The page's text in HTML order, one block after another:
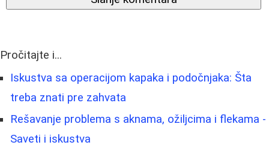
Pročitajte i...
Iskustva sa operacijom kapaka i podočnjaka: Šta
treba znati pre zahvata
Rešavanje problema s aknama, ožiljcima i flekama -
Saveti i iskustva